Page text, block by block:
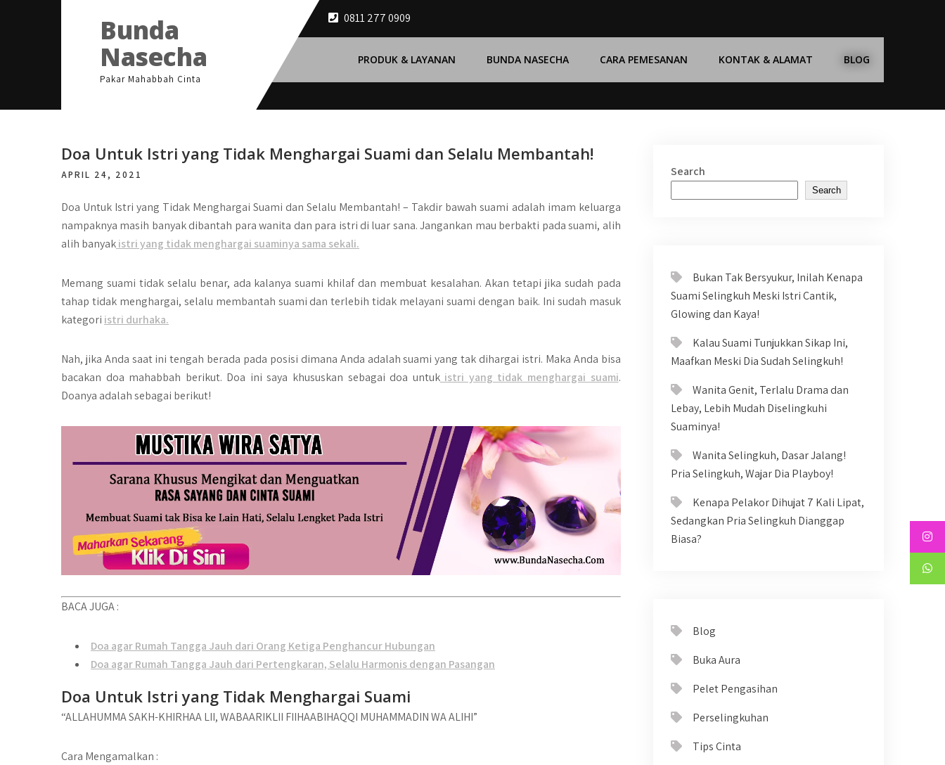
0811 277 0909
Bunda
Nasecha
Pakar Mahabbah Cinta
PRODUK & LAYANAN BUNDA NASECHA CARA PEMESANAN KONTAK & ALAMAT BLOG
Doa Untuk Istri yang Tidak Menghargai Suami dan Selalu Membantah!
APRIL 24, 2021
Doa Untuk Istri yang Tidak Menghargai Suami dan Selalu Membantah! – Takdir bawah suami adalah imam keluarga
nampaknya masih banyak dibantah para wanita dan para istri di luar sana. Jangankan mau berbakti pada suami, alih
alih banyakistri yang tidak menghargai suaminya sama sekali.
Memang suami tidak selalu benar, ada kalanya suami khilaf dan membuat kesalahan. Akan tetapi jika sudah pada
tahap tidak menghargai, selalu membantah suami dan terlebih tidak melayani suami dengan baik. Ini sudah masuk
kategori istri durhaka.
Nah, jika Anda saat ini tengah berada pada posisi dimana Anda adalah suami yang tak dihargai istri. Maka Anda bisa
bacakan doa mahabbah berikut. Doa ini saya khususkan sebagai doa untukistri yang tidak menghargai suami.
Doanya adalah sebagai berikut!
BACA JUGA :
Doa agar Rumah Tangga Jauh dari Orang Ketiga Penghancur Hubungan
Doa agar Rumah Tangga Jauh dari Pertengkaran, Selalu Harmonis dengan Pasangan
Doa Untuk Istri yang Tidak Menghargai Suami
“ALLAHUMMA SAKH-KHIRHAA LII, WABAARIKLII FIIHAABIHAQQI MUHAMMADIN WA ALIHI”
Cara Mengamalkan :
Search
Search
Bukan Tak Bersyukur, Inilah Kenapa
Suami Selingkuh Meski Istri Cantik,
Glowing dan Kaya!
Kalau Suami Tunjukkan Sikap Ini,
Maafkan Meski Dia Sudah Selingkuh!
Wanita Genit, Terlalu Drama dan
Lebay, Lebih Mudah Diselingkuhi
Suaminya!
Wanita Selingkuh, Dasar Jalang!
Pria Selingkuh, Wajar Dia Playboy!
Kenapa Pelakor Dihujat 7 Kali Lipat,
Sedangkan Pria Selingkuh Dianggap
Biasa?
Blog
Buka Aura
Pelet Pengasihan
Perselingkuhan
Tips Cinta